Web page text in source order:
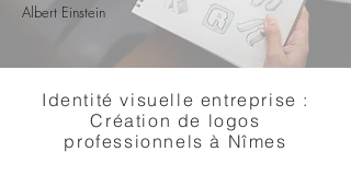
Albert Einstein
Identité visuelle entreprise :
Création de logos
professionnels à Nîmes